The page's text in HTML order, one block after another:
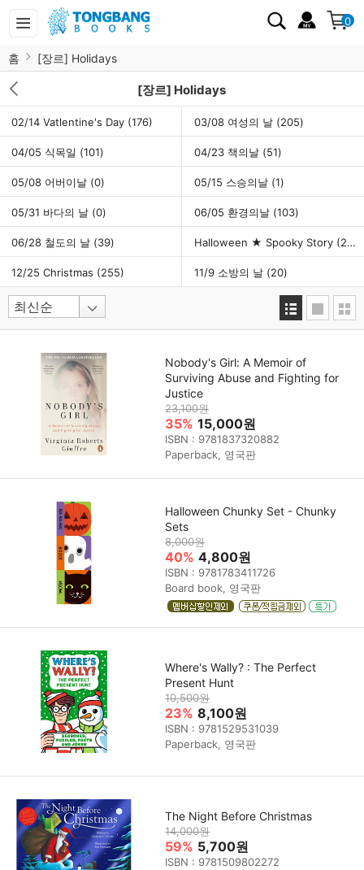
0
홈 [장르] Holidays
[장르] Holidays
02/14 Vatlentine's Day (176) 03/08 여성의 날 (205)
04/05 식목일 (101) 04/23 책의날 (51)
05/08 어버이날 (0) 05/15 스승의날 (1)
05/31 바다의 날 (0) 06/05 환경의날 (103)
06/28 철도의 날 (39) Halloween ★ Spooky Story (261)
12/25 Christmas (255) 11/9 소방의 날 (20)
Nobody's Girl: A Memoir of
Surviving Abuse and Fighting for
Justice
23,100원
35% 15,000원
ISBN : 9781837320882
Paperback, 영국판
Halloween Chunky Set - Chunky
Sets
8,000원
40% 4,800원
ISBN : 9781783411726
Board book, 영국판
Where's Wally? : The Perfect
Present Hunt
10,500원
23% 8,100원
ISBN : 9781529531039
Paperback, 영국판
The Night Before Christmas
14,000원
59% 5,700원
ISBN : 9781509802272